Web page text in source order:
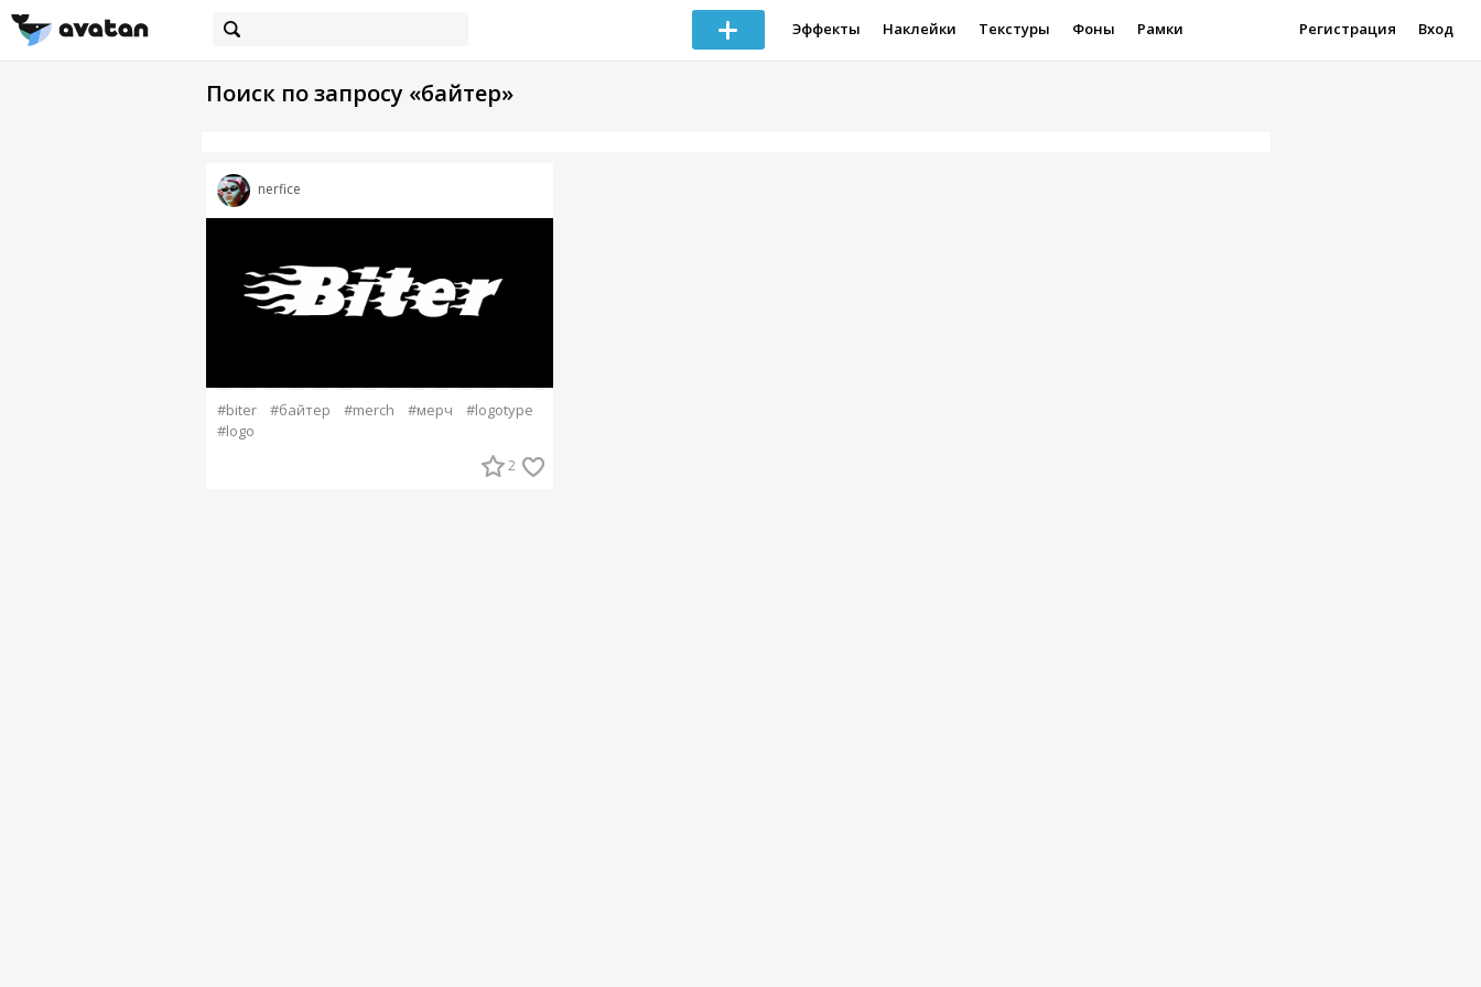
Эффекты Наклейки Текстуры Фоны Рамки Регистрация Вход
Поиск по запросу «байтер»
nerfice
#biter #байтер #merch #мерч
#logotype
#logo
2